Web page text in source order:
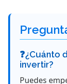
invertir?
Puedes